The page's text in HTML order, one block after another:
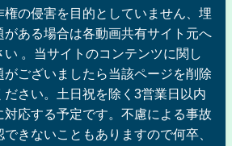
の侵害を目的としていません、埋
がある場合は各動画共有サイト元へ
い 。当サイトのコンテンツに関し
ございましたら当該ページを削除
ださい。土日祝を除く3営業日以内
対応する予定です。不慮による事故
きないこともありますので何卒、